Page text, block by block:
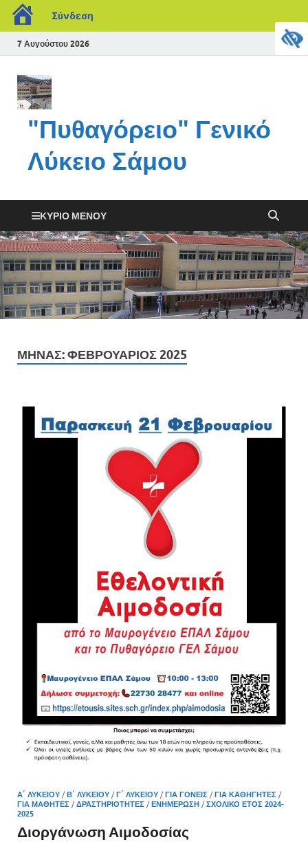
Σύνδεση
7 Αυγούστου 2026
"Πυθαγόρειο" Γενικό
Λύκειο Σάμου
ΚΎΡΙΟ ΜΕΝΟΎ
ΜΉΝΑΣ:ΦΕΒΡΟΥΆΡΙΟΣ 2025
Α΄ ΛΥΚΕΊΟΥ /Β΄ ΛΥΚΕΊΟΥ /Γ΄ ΛΥΚΕΊΟΥ /ΓΙΑ ΓΟΝΕΊΣ /ΓΙΑ ΚΑΘΗΓΗΤΈΣ /
ΓΙΑ ΜΑΘΗΤΈΣ /ΔΡΑΣΤΗΡΙΌΤΗΤΕΣ /ΕΝΗΜΈΡΩΣΗ /ΣΧΟΛΙΚΌ ΈΤΟΣ 2024-
2025
Διοργάνωση Αιμοδοσίας